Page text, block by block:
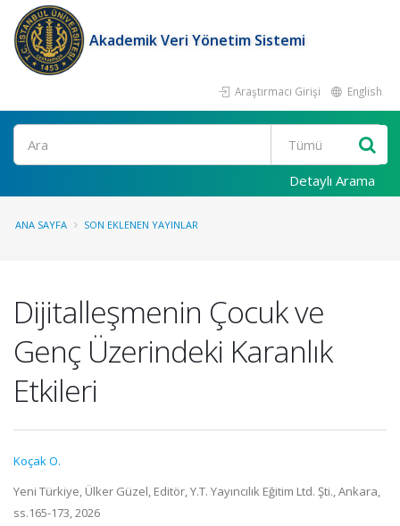
Akademik Veri Yönetim Sistemi
Araştırmacı Girişi English
Ara
Detaylı Arama
ANA SAYFA SON EKLENEN YAYINLAR
Dijitalleşmenin Çocuk ve
Genç Üzerindeki Karanlık
Etkileri
Koçak O.
Yeni Türkiye, Ülker Güzel, Editör, Y.T. Yayıncılık Eğitim Ltd. Şti., Ankara,
ss.165-173, 2026